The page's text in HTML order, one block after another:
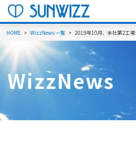
HOME WizzNews 一覧 2019年10月、本社第2工
WizzNews